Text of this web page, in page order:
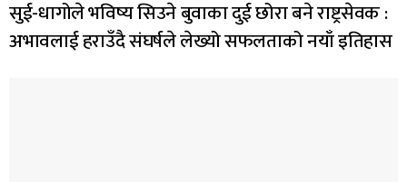
सुई-धागोले भविष्य सिउने बुवाका दुई छोरा बने राष्ट्रसेवक :
अभावलाई हराउँदै संघर्षले लेख्यो सफलताको नयाँ इतिहास